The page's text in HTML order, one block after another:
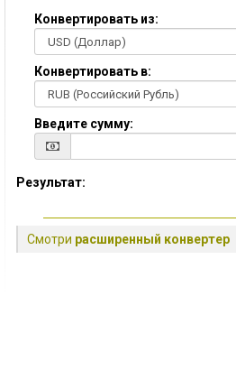
Конвертировать из:
Конвертировать в:
Введите сумму:
Результат:
Смотри расширенный конвертер